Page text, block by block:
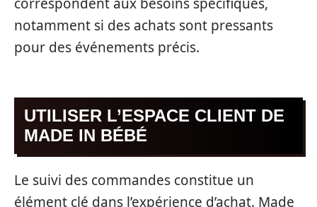
notamment si des achats sont pressants
pour des événements précis.
UTILISER L’ESPACE CLIENT DE
MADE IN BÉBÉ
Le suivi des commandes constitue un
élément clé dans l’expérience d’achat. Made